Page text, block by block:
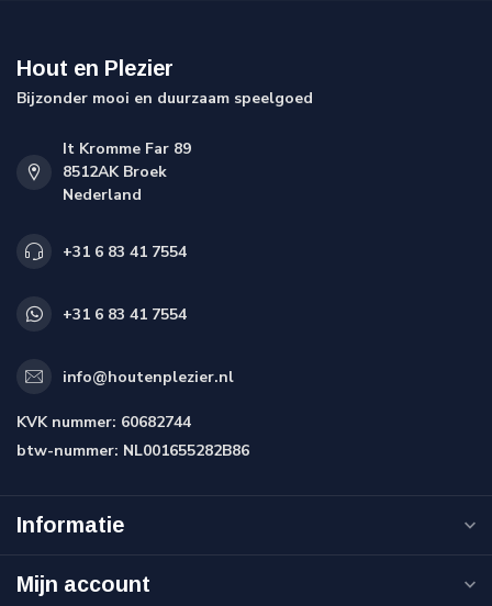
Hout en Plezier
Bijzonder mooi en duurzaam speelgoed
It Kromme Far 89
8512AK Broek
Nederland
+31 6 83 41 7554
+31 6 83 41 7554
info@houtenplezier.nl
KVK nummer: 60682744
btw-nummer: NL001655282B86
Informatie
Mijn account